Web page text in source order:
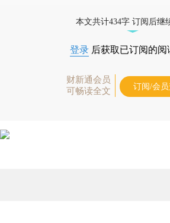
本文共计434字 订阅后继
登录 后获取已订阅的阅
财新通会员
可畅读全文
订阅/会员